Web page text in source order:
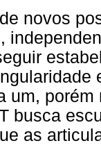
novos
um,
busca
as